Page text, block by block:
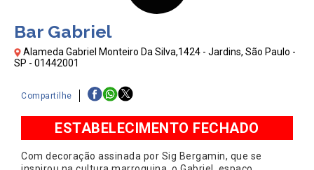
Bar Gabriel
Alameda Gabriel Monteiro Da Silva,1424 - Jardins, São Paulo -
SP - 01442001
Compartilhe
ESTABELECIMENTO FECHADO
Com decoração assinada por Sig Bergamin, que se